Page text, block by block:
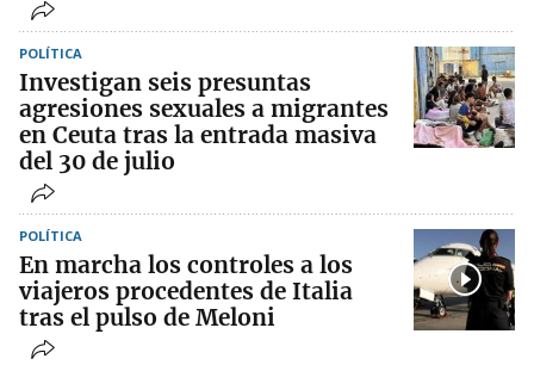
POLÍTICA
Investigan seis presuntas
agresiones sexuales a migrantes
en Ceuta tras la entrada masiva
del 30 de julio
POLÍTICA
En marcha los controles a los
viajeros procedentes de Italia
tras el pulso de Meloni